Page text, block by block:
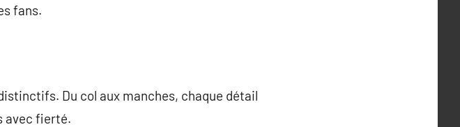
fans.
Du col aux manches, chaque détail
avec fierté.